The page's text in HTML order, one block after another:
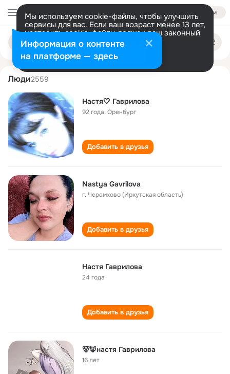
Войти
Мы используем cookie-файлы, чтобы улучшить
сервисы для вас. Если ваш возраст менее 13 лет,
настроить cookie-файлы должен ваш законный
представитель. Больше информации
Разрешить все Настроить
Поиск
людям
nastya gavrilova
Люди2559
Настя🤍 Гаврилова
92 года,Оренбург
Добавить в друзья
Nаstya Gavrilova
г. Черемхово (Иркутская область)
Добавить в друзья
Настя Гаврилова
24 года
Добавить в друзья
🐻🦊настя Гаврилова
16 лет
Информация о контенте
на платформе — здесь